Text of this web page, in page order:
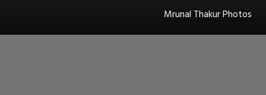
Mrunal Thakur Photos